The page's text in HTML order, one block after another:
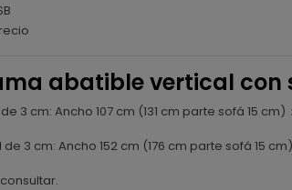
abatible vertical con
3 cm: Ancho 107 cm (131 cm parte sofá 15
de 3 cm: Ancho 152 cm (176 cm parte sofá 15